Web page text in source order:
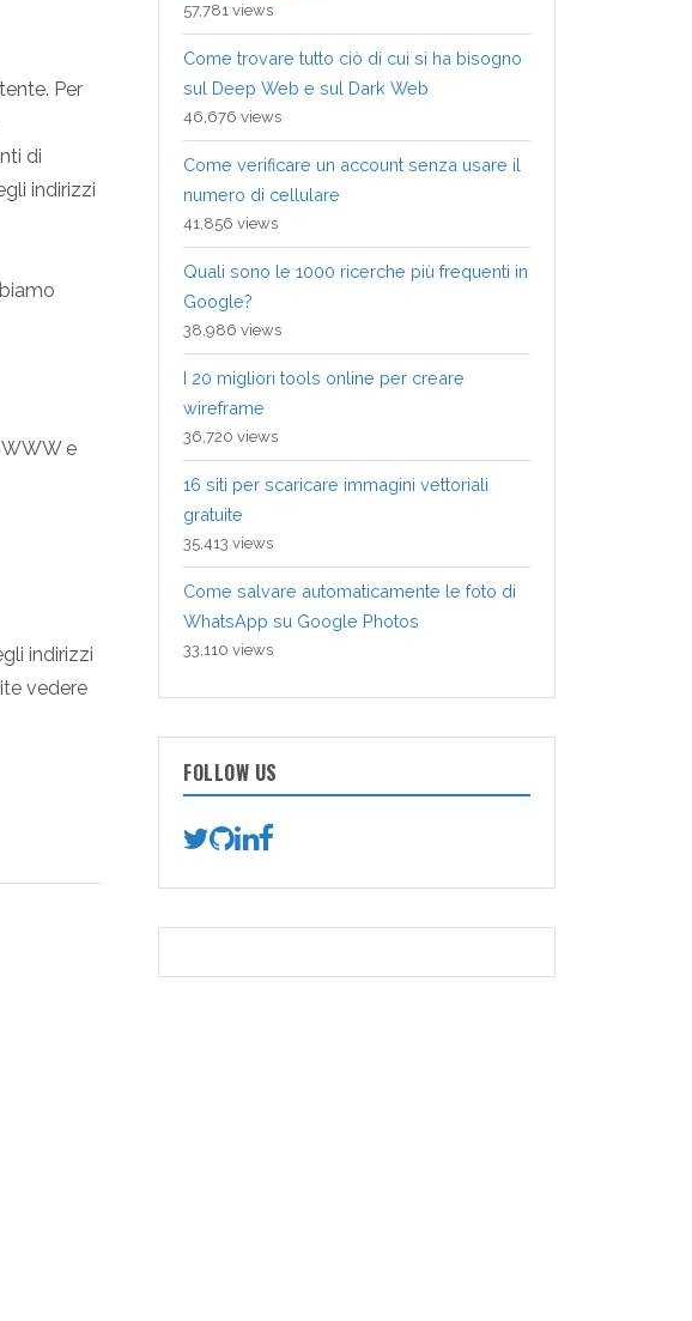
Per
di
indirizzi
WWW e
indirizzi
vedere
57,781 views
Come trovare tutto ciò di cui si ha bisogno
sul Deep Web e sul Dark Web
46,676 views
Come verificare un account senza usare il
numero di cellulare
41,856 views
Quali sono le 1000 ricerche più frequenti in
Google?
38,986 views
I 20 migliori tools online per creare
wireframe
36,720 views
16 siti per scaricare immagini vettoriali
gratuite
35,413 views
Come salvare automaticamente le foto di
WhatsApp su Google Photos
33,110 views
FOLLOW US